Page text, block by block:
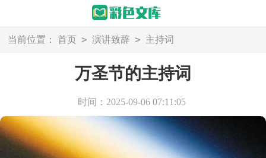
当前位置： 首页 > 演讲致辞 > 主持词
万圣节的主持词
时间：2025-09-06 07:11:05